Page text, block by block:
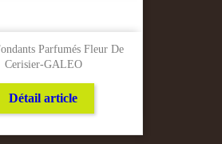
Parfumés Fleur De
Cerisier-GALEO
Détail article